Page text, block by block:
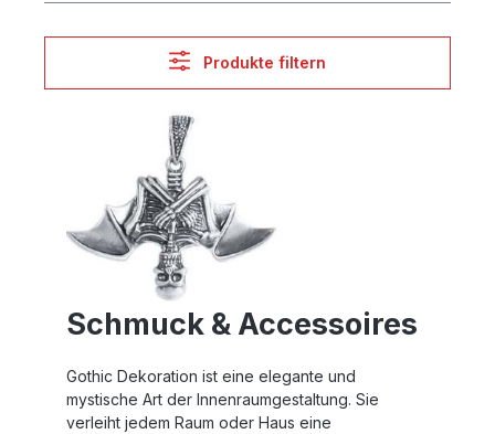
Produkte filtern
Schmuck & Accessoires
Gothic Dekoration ist eine elegante und
mystische Art der Innenraumgestaltung. Sie
verleiht jedem Raum oder Haus eine